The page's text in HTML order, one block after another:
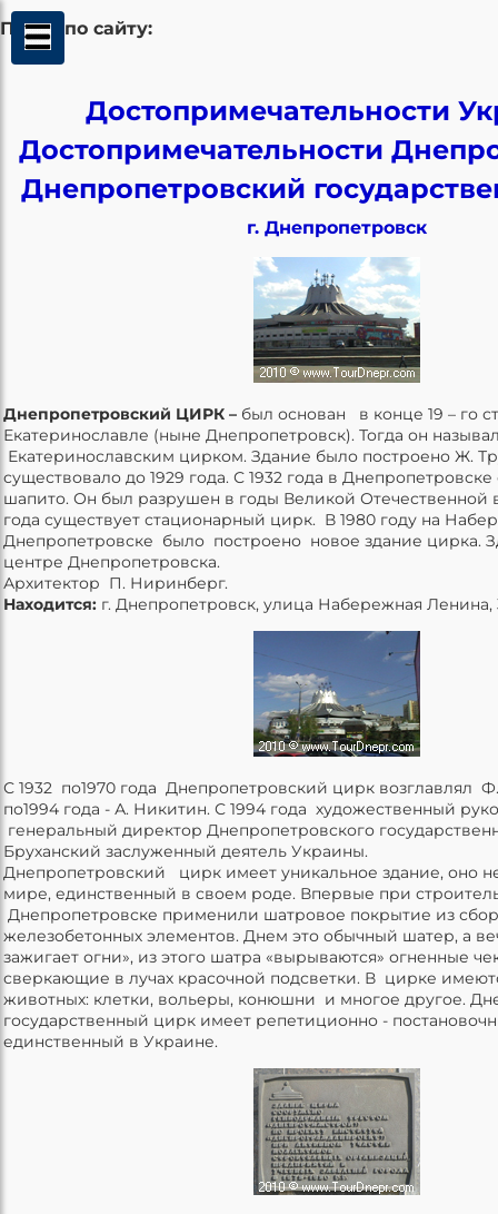
Поиск по сайту:
Достопримечательности
Достопримечательности
Днепропетровский
г. Днепропетровск
Днепропетровский ЦИРК – был основан в конце 19 – го
Екатеринославле (ныне Днепропетровск). Тогда он
Екатеринославским цирком. Здание было построено Ж.
существовало до 1929 года. С 1932 года в
шапито. Он был разрушен в годы Великой Отечественной
года существует стационарный цирк. В 1980 году на
Днепропетровске было построено новое здание цирка.
центре Днепропетровска.
Архитектор П. Ниринберг.
Находится: г. Днепропетровск, улица Набережная Ленина,
С 1932 по1970 года Днепропетровский цирк возглавлял
по1994 года - А. Никитин. С 1994 года художественный
генеральный директор Днепропетровского
Бруханский заслуженный деятель Украины.
Днепропетровский цирк имеет уникальное здание, оно
мире, единственный в своем роде. Впервые при
Днепропетровске применили шатровое покрытие из
железобетонных элементов. Днем это обычный шатер, а
зажигает огни», из этого шатра «вырываются» огненные
сверкающие в лучах красочной подсветки. В цирке
животных: клетки, вольеры, конюшни и многое другое.
государственный цирк имеет репетиционно -
единственный в Украине.